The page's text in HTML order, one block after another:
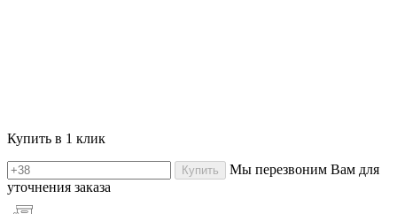
Купить в 1 клик
Купить
Мы перезвоним Вам для
уточнения заказа